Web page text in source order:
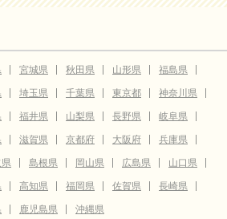
宮城県 秋田県 山形県
福島県
埼玉県 千葉県 東京都
神奈川県
福井県 山梨県 長野県
岐阜県
滋賀県 京都府 大阪府
兵庫県
島根県 岡山県 広島県
山口県
高知県 福岡県 佐賀県
長崎県
鹿児島県 沖縄県